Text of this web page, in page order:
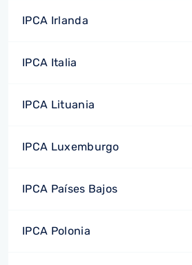
IPCA Irlanda
IPCA Italia
IPCA Lituania
IPCA Luxemburgo
IPCA Países Bajos
IPCA Polonia